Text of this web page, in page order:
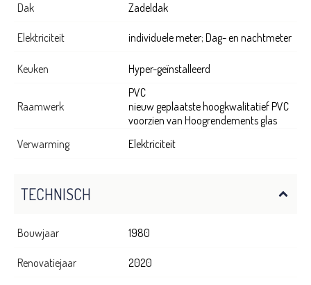
Dak Zadeldak
Elektriciteit individuele meter; Dag- en nachtmeter
Keuken Hyper-geïnstalleerd
Raamwerk
PVC
nieuw geplaatste hoogkwalitatief PVC
voorzien van Hoogrendements glas
Verwarming
Elektriciteit
TECHNISCH
Bouwjaar 1980
Renovatiejaar 2020